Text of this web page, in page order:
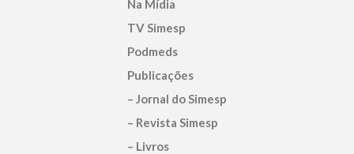
Na Mídia
TV Simesp
Podmeds
Publicações
– Jornal do Simesp
– Revista Simesp
– Livros